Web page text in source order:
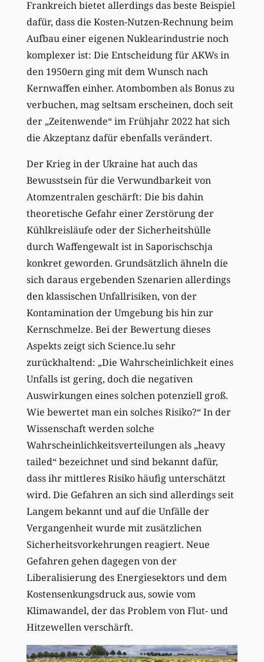
Frankreich bietet allerdings das beste Beispiel
dafür, dass die Kosten-Nutzen-Rechnung beim
Aufbau einer eigenen Nuklearindustrie noch
komplexer ist: Die Entscheidung für AKWs in
den 1950ern ging mit dem Wunsch nach
Kernwaffen einher. Atombomben als Bonus zu
verbuchen, mag seltsam erscheinen, doch seit
der „Zeitenwende“ im Frühjahr 2022 hat sich
die Akzeptanz dafür ebenfalls verändert.
Der Krieg in der Ukraine hat auch das
Bewusstsein für die Verwundbarkeit von
Atomzentralen geschärft: Die bis dahin
theoretische Gefahr einer Zerstörung der
Kühlkreisläufe oder der Sicherheitshülle
durch Waffengewalt ist in Saporischschja
konkret geworden. Grundsätzlich ähneln die
sich daraus ergebenden Szenarien allerdings
den klassischen Unfallrisiken, von der
Kontamination der Umgebung bis hin zur
Kernschmelze. Bei der Bewertung dieses
Aspekts zeigt sich Science.lu sehr
zurückhaltend: „Die Wahrscheinlichkeit eines
Unfalls ist gering, doch die negativen
Auswirkungen eines solchen potenziell groß.
Wie bewertet man ein solches Risiko?“ In der
Wissenschaft werden solche
Wahrscheinlichkeitsverteilungen als „heavy
tailed“ bezeichnet und sind bekannt dafür,
dass ihr mittleres Risiko häufig unterschätzt
wird. Die Gefahren an sich sind allerdings seit
Langem bekannt und auf die Unfälle der
Vergangenheit wurde mit zusätzlichen
Sicherheitsvorkehrungen reagiert. Neue
Gefahren gehen dagegen von der
Liberalisierung des Energiesektors und dem
Kostensenkungsdruck aus, sowie vom
Klimawandel, der das Problem von Flut- und
Hitzewellen verschärft.